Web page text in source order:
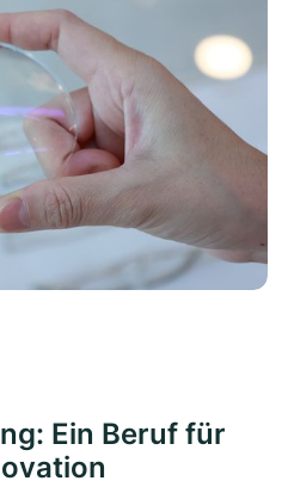
Ein Beruf für